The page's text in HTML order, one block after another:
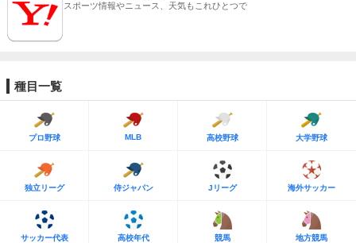
スポーツ情報やニュース、天気もこれひとつで
種目一覧
プロ野球 MLB 高校野球 大学野球
独立リーグ 侍ジャパン Jリーグ 海外サッカー
サッカー代表 高校年代 競馬 地方競馬